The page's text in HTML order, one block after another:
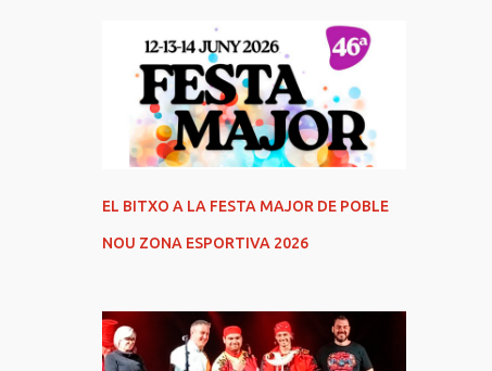
EL BITXO A LA FESTA MAJOR DE POBLE
NOU ZONA ESPORTIVA 2026